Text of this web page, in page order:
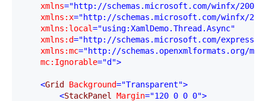
    xmlns
="http://schemas.microsoft.com/winfx/
    xmlns:x
="http://schemas.microsoft.com/winfx/
    xmlns:local
="using:XamlDemo.Thread.Async"
    xmlns:d
="http://schemas.microsoft.com/
    xmlns:mc
="http://schemas.openxmlformats.org/
    mc:Ignorable
="d">
<Grid Background="Transparent">
<StackPanel Margin="120 0 0 0">